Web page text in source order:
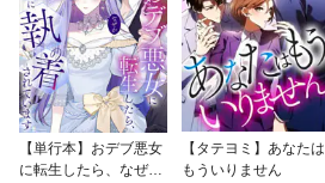
【単行本】おデブ悪女
に転生したら、なぜか
【タテヨミ】あなたは
もういりません